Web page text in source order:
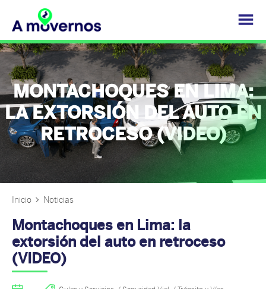
MONTACHOQUES EN LIMA:
LA EXTORSIÓN DEL AUTO EN
RETROCESO (VIDEO)
Inicio Noticias
Montachoques en Lima: la
extorsión del auto en retroceso
(VIDEO)